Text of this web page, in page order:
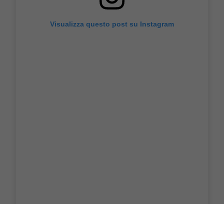
Visualizza questo post su Instagram